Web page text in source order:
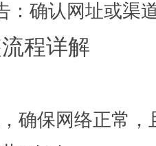
：确认网址或渠
程详解
确保网络正常